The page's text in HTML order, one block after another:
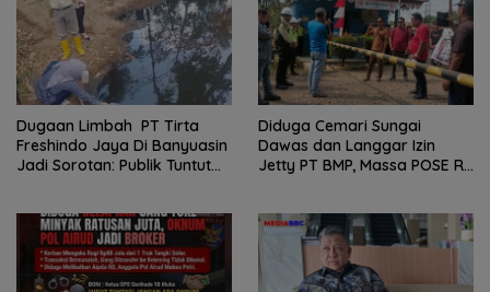
Dugaan Limbah PT Tirta
Freshindo Jaya Di Banyuasin
Jadi Sorotan: Publik Tuntut
Diduga Cemari Sungai
Dawas dan Langgar Izin
Jetty PT BMP, Massa POSE RI
Tuntas